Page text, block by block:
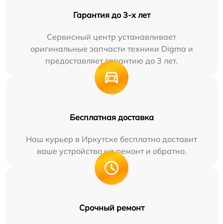
Гарантия до 3-х лет
Сервисный центр устанавливает
оригинальные запчасти техники Digma и
предоставляет гарантию до 3 лет.
Бесплатная доставка
Наш курьер в Иркутске бесплатно доставит
ваше устройство на ремонт и обратно.
Срочный ремонт